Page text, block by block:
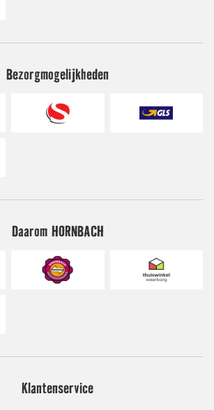
Bezorgmogelijkheden
Daarom HORNBACH
Klantenservice